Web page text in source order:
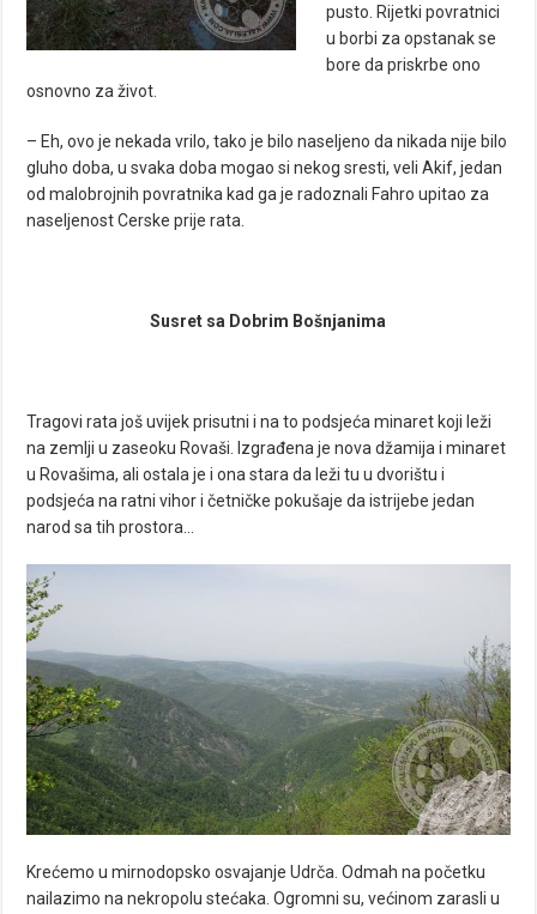
pusto. Rijetki povratnici
u borbi za opstanak se
bore da priskrbe ono
osnovno za život.
– Eh, ovo je nekada vrilo, tako je bilo naseljeno da nikada nije bilo
gluho doba, u svaka doba mogao si nekog sresti, veli Akif, jedan
od malobrojnih povratnika kad ga je radoznali Fahro upitao za
naseljenost Cerske prije rata.
Susret sa Dobrim Bošnjanima
Tragovi rata još uvijek prisutni i na to podsjeća minaret koji leži
na zemlji u zaseoku Rovaši. Izgrađena je nova džamija i minaret
u Rovašima, ali ostala je i ona stara da leži tu u dvorištu i
podsjeća na ratni vihor i četničke pokušaje da istrijebe jedan
narod sa tih prostora…
Krećemo u mirnodopsko osvajanje Udrča. Odmah na početku
nailazimo na nekropolu stećaka. Ogromni su, većinom zarasli u